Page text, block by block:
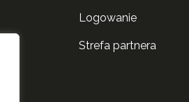
logowanie
strefa partnera